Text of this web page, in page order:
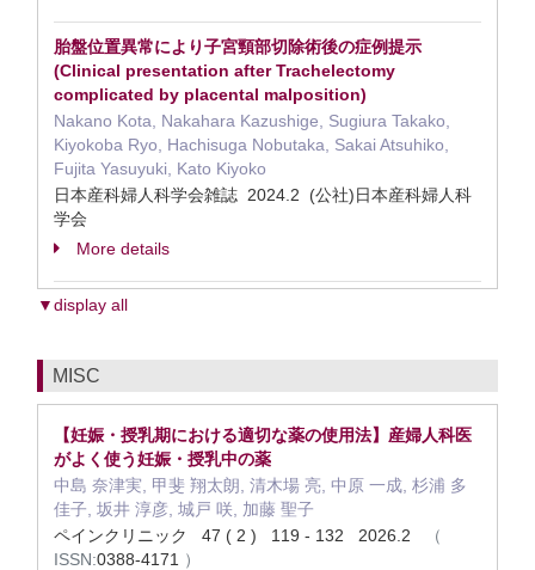
胎盤位置異常により子宮頸部切除術後の症例提示
(Clinical presentation after Trachelectomy
complicated by placental malposition)
Nakano Kota, Nakahara Kazushige, Sugiura Takako,
Kiyokoba Ryo, Hachisuga Nobutaka, Sakai Atsuhiko,
Fujita Yasuyuki, Kato Kiyoko
日本産科婦人科学会雑誌 2024.2 (公社)日本産科婦人科
学会
More details
▼display all
MISC
【妊娠・授乳期における適切な薬の使用法】産婦人科医
がよく使う妊娠・授乳中の薬
中島 奈津実, 甲斐 翔太朗, 清木場 亮, 中原 一成, 杉浦 多
佳子, 坂井 淳彦, 城戸 咲, 加藤 聖子
ペインクリニック 47 ( 2 ) 119 - 132 2026.2
（
ISSN:0388-4171 ）